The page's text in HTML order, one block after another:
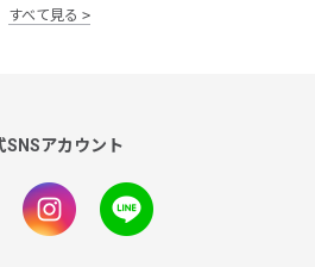
すべて見る
SNSアカウント